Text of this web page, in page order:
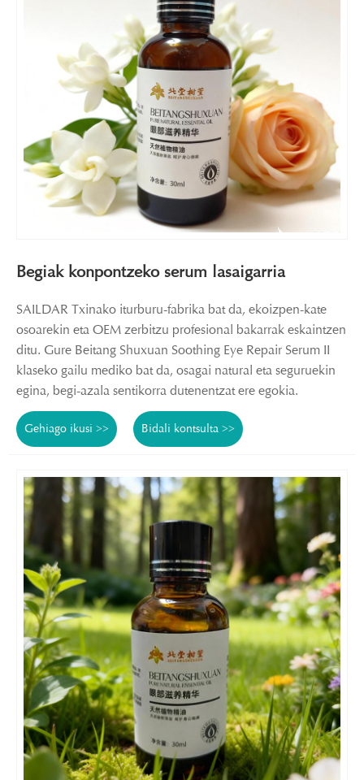
Begiak konpontzeko serum lasaigarria
SAILDAR Txinako iturburu-fabrika bat da, ekoizpen-kate
osoarekin eta OEM zerbitzu profesional bakarrak eskaintzen
ditu. Gure Beitang Shuxuan Soothing Eye Repair Serum II
klaseko gailu mediko bat da, osagai natural eta seguruekin
egina, begi-azala sentikorra dutenentzat ere egokia.
Gehiago ikusi >> Bidali kontsulta >>